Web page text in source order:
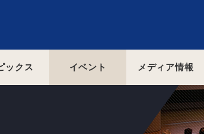
ックス イベント メディア情報